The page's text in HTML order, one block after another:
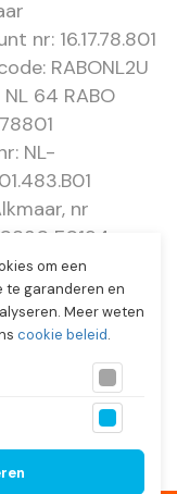
nr: 16.17.78.801
RABONL2U
NL 64 RABO
NL-
nr
E0194 -
om een
te garanderen en
Meer weten
cookie beleid.